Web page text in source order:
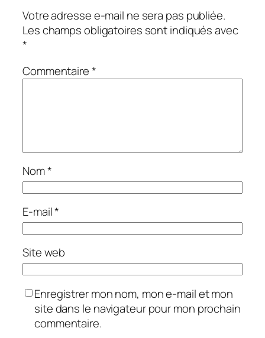
Votre adresse e-mail ne sera pas publiée.
Les champs obligatoires sont indiqués avec
*
Commentaire*
Nom*
E-mail*
Site web
Enregistrer mon nom, mon e-mail et mon
site dans le navigateur pour mon prochain
commentaire.